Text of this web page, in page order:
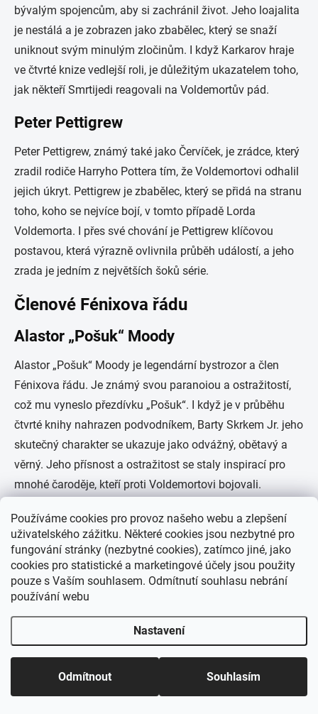
Používáme cookies pro provoz našeho webu a zlepšení
uživatelského zážitku. Některé cookies jsou nezbytné pro
fungování stránky (nezbytné cookies), zatímco jiné, jako
cookies pro statistické a marketingové účely jsou použity
pouze s Vaším souhlasem. Odmítnutí souhlasu nebrání
používání webu
Nastavení
Odmítnout Souhlasím
bývalým spojencům, aby si zachránil život. Jeho loajalita
je nestálá a je zobrazen jako zbabělec, který se snaží
uniknout svým minulým zločinům. I když Karkarov hraje
ve čtvrté knize vedlejší roli, je důležitým ukazatelem toho,
jak někteří Smrtijedi reagovali na Voldemortův pád.
Peter Pettigrew
Peter Pettigrew, známý také jako Červíček, je zrádce, který
zradil rodiče Harryho Pottera tím, že Voldemortovi odhalil
jejich úkryt. Pettigrew je zbabělec, který se přidá na stranu
toho, koho se nejvíce bojí, v tomto případě Lorda
Voldemorta. I přes své chování je Pettigrew klíčovou
postavou, která výrazně ovlivnila průběh událostí, a jeho
zrada je jedním z největších šoků série.
Členové Fénixova řádu
Alastor „Pošuk“ Moody
Alastor „Pošuk“ Moody je legendární bystrozor a člen
Fénixova řádu. Je známý svou paranoiou a ostražitostí,
což mu vyneslo přezdívku „Pošuk“. I když je v průběhu
čtvrté knihy nahrazen podvodníkem, Barty Skrkem Jr. jeho
skutečný charakter se ukazuje jako odvážný, obětavý a
věrný. Jeho přísnost a ostražitost se staly inspirací pro
mnohé čaroděje, kteří proti Voldemortovi bojovali.
Sirius Black
Sirius Black je Harryho kmotr a bývalý člen Fénixova řádu,
který byl neprávem obviněn z vraždy a zrad. Po útěku z
Azkabanu se Sirius stává jednou z nejbližších postav
přímou spojku s minulostí jeho rodičů. Je loajální,
odvážný a někdy impulzivní, což nakonec vede k jeho
Albus Brumbál